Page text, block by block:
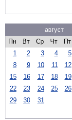
август
Пн
Вт Ср Чт Пт
1
2 3 4 5
8
9 10 11 12
15
16 17 18 19
22
23 24 25 26
29
30 31